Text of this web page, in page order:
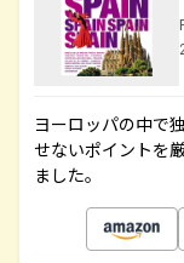
ヨーロッパの中で
せないポイントを
ました。